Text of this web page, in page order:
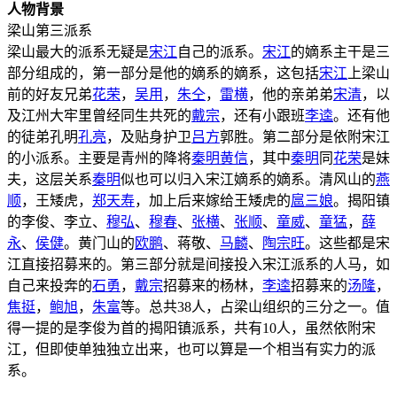
人物背景
梁山第三派系
梁山最大的派系无疑是宋江自己的派系。 宋江的嫡系主干是三
部分组成的，第一部分是他的嫡系的嫡系，这包括宋江 上梁山
前的好友兄弟花荣， 吴用 ， 朱仝， 雷横，他的亲弟弟宋清，以
及江州大牢里曾经同生共死的戴宗，还有小跟班李逵。还有他
的徒弟孔明孔亮，及贴身护卫 吕方郭胜。第二部分是依附宋江
的小派系。主要是青州的降将秦明黄信，其中秦明 同 花荣是妹
夫，这层关系秦明似也可以归入宋江嫡系的嫡系。清风山的燕
顺，王矮虎， 郑天寿，加上后来嫁给王矮虎的扈三娘。揭阳镇
的李俊、李立、 穆弘、 穆春、 张横、 张顺、 童威、 童猛， 薛
永、 侯健。黄门山的欧鹏、蒋敬、 马麟、 陶宗旺。这些都是宋
江直接招募来的。第三部分就是间接投入宋江派系的人马，如
自己来投奔的石勇 ， 戴宗招募来的杨林， 李逵招募来的汤隆，
焦挺， 鲍旭， 朱富等。总共38人，占梁山组织的三分之一。值
得一提的是李俊为首的揭阳镇派系，共有10人，虽然依附宋
江，但即使单独独立出来，也可以算是一个相当有实力的派
系。